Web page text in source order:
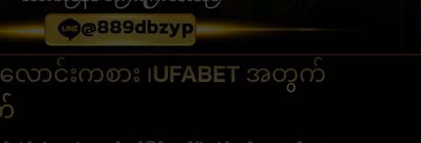
ာင်းကစား ၊UFABET အတွက်